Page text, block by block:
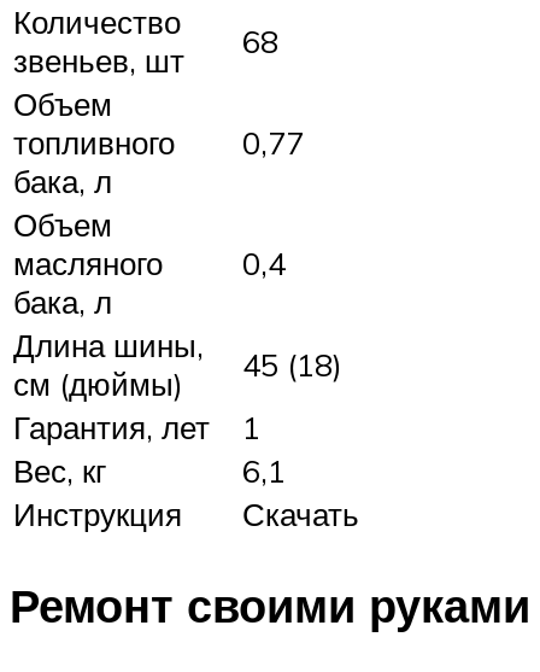
Количество
звеньев, шт
68
Объем
топливного
бака, л
0,77
Объем
масляного
бака, л
0,4
Длина шины,
см (дюймы)
45 (18)
Гарантия, лет
1
Вес, кг
6,1
Инструкция
Скачать
Ремонт своими руками